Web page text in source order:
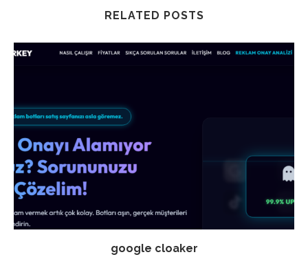
RELATED POSTS
google cloaker